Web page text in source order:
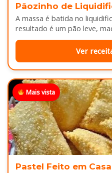
Pãozinho de
A massa é batida no
resultado é um pão leve,
Ver
Mais vista
Pastel Feito em Casa